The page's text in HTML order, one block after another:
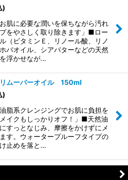
)
お肌に必要な潤いを保ちながら汚れ
をやさしく取り除きます」■ロー
（ビタミンＥ、リノール酸、リノ
バオイル、シアバターなどの天然
浮かせなが…
リムーバーオイル 150ml
)
油脂系クレンジングでお肌に負担を
イクもしっかりオフ！」■天然油
すっとなじみ、摩擦をかけずにメ
す。ウォータープルーフタイプの
止めを落と…